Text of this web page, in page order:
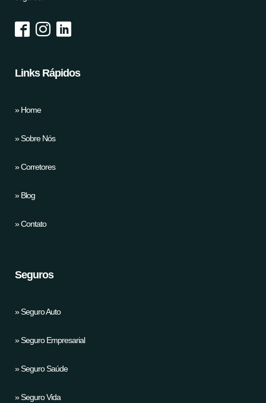
Links Rápidos
» Home
» Sobre Nós
» Corretores
» Blog
» Contato
Seguros
» Seguro Auto
» Seguro Empresarial
» Seguro Saúde
» Seguro Vida